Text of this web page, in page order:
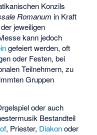
Konzils
Romanum in Kraft
jeweiligen
kann jedoch
gefeiert werden, oft
oder Festen, bei
Teilnehmern, zu
Gruppen
oder auch
Bestandteil
, Priester, Diakonoder